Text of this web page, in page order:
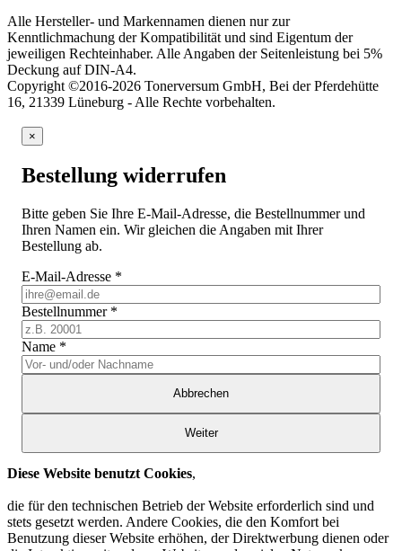
Alle Hersteller- und Markennamen dienen nur zur
Kenntlichmachung der Kompatibilität und sind Eigentum der
jeweiligen Rechteinhaber. Alle Angaben der Seitenleistung bei 5%
Deckung auf DIN-A4.
Copyright ©2016-2026 Tonerversum GmbH, Bei der Pferdehütte
16, 21339 Lüneburg - Alle Rechte vorbehalten.
×
Bestellung widerrufen
Bitte geben Sie Ihre E-Mail-Adresse, die Bestellnummer und
Ihren Namen ein. Wir gleichen die Angaben mit Ihrer
Bestellung ab.
E-Mail-Adresse *
Bestellnummer *
Name *
Abbrechen
Weiter
Diese Website benutzt Cookies,
die für den technischen Betrieb der Website erforderlich sind und
stets gesetzt werden. Andere Cookies, die den Komfort bei
Benutzung dieser Website erhöhen, der Direktwerbung dienen oder